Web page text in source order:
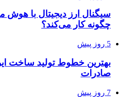
سیگنال ارز دیجیتال با
چگونه کار می‌کند؟
5 روز پیش
بهترین خطوط تولید ساخت
صادرات
7 روز پیش